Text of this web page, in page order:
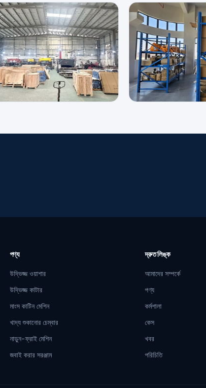
পণ্য
উদ্ভিজ্জ ওয়াশার
উদ্ভিজ্জ কাটার
মাংস কাটিন মেশিন
খাদ্য শুকানোর চেম্বার
নাড়ুন-ফ্রাই মেশিন
জবাই করার সরঞ্জাম
দ্রুত লিঙ্ক
আমাদের সম্পর্কে
পণ্য
কর্মশালা
কেস
খবর
পরিচিতি